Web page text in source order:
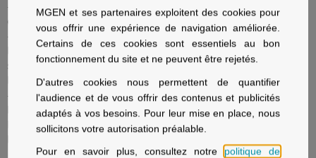
MGEN et ses partenaires exploitent des cookies pour
vous offrir une expérience de navigation améliorée.
Certains de ces cookies sont essentiels au bon
fonctionnement du site et ne peuvent être rejetés.
D'autres cookies nous permettent de quantifier
l'audience et de vous offrir des contenus et publicités
adaptés à vos besoins. Pour leur mise en place, nous
sollicitons votre autorisation préalable.
Pour en savoir plus, consultez notre politique de
- Pour bénéficier du tiers payant, présenter votre carte Vitale et la
carte de mutuelle ou tout autre justificatif de vos droits.
- Hospitalisation : admission administrative est prononcée par
le/la directeur/rice sur indication médicale du médecin chef de
service et après consultation d’un médecin psychiatre de
l’établissement.
- Consultations : programmées sur rendez-vous pris auprès de
l’établissement.
Les formalités administratives s'effectuent au service d'accueil de